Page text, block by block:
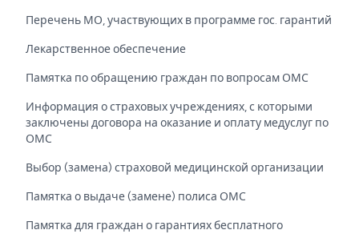
Перечень МО, участвующих в программе гос. гарантий
Лекарственное обеспечение
Памятка по обращению граждан по вопросам ОМС
Информация о страховых учреждениях, с которыми
заключены договора на оказание и оплату медуслуг по
ОМС
Выбор (замена) страховой медицинской организации
Памятка о выдаче (замене) полиса ОМС
Памятка для граждан о гарантиях бесплатного